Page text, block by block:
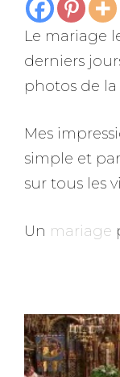
Le mariage
derniers
photos de
Mes
simple et
sur tous les
Un mariage